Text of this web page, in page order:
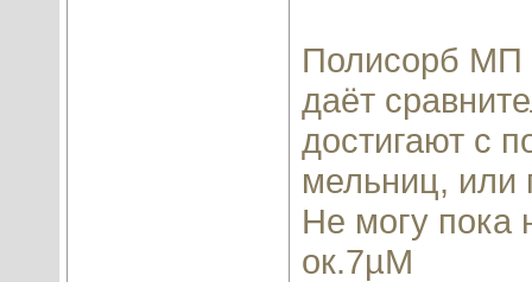
Полисорб МП
даёт
достигают с
мельниц, или
Не могу пока
ок.7µМ